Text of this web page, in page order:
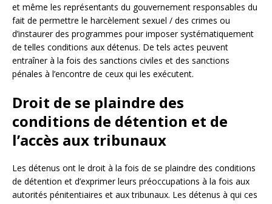
et même les représentants du gouvernement responsables du
fait de permettre le harcèlement sexuel / des crimes ou
d’instaurer des programmes pour imposer systématiquement
de telles conditions aux détenus. De tels actes peuvent
entraîner à la fois des sanctions civiles et des sanctions
pénales à l’encontre de ceux qui les exécutent.
Droit de se plaindre des
conditions de détention et de
l’accès aux tribunaux
Les détenus ont le droit à la fois de se plaindre des conditions
de détention et d’exprimer leurs préoccupations à la fois aux
autorités pénitentiaires et aux tribunaux. Les détenus à qui ces